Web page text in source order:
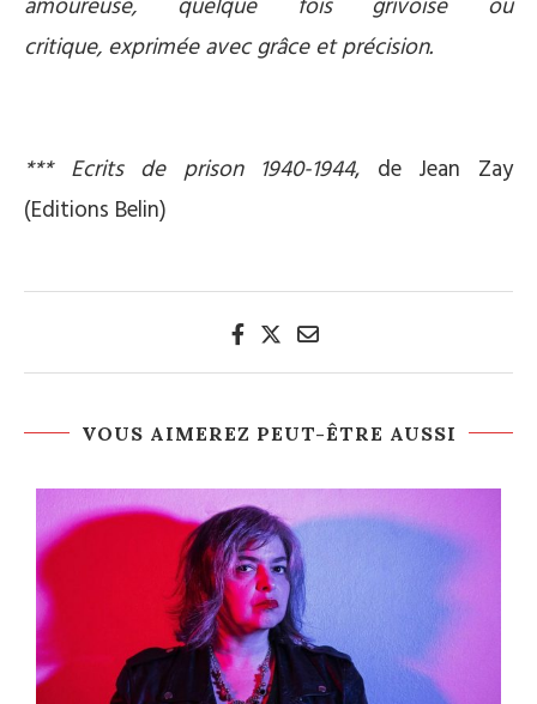
amoureuse, quelque fois grivoise ou
critique, exprimée avec grâce et précision.
*** Ecrits de prison 1940-1944, de Jean Zay
(Editions Belin)
VOUS AIMEREZ PEUT-ÊTRE AUSSI